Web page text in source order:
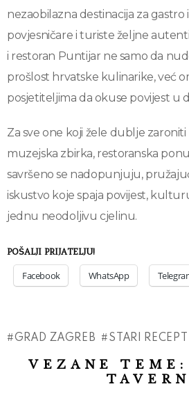
nezaobilazna destinacija za gastro
povjesničare i turiste željne
i restoran Puntijar ne samo da
prošlost hrvatske kulinarike, već
posjetiteljima da okuse povijest u
Za sve one koji žele dublje
muzejska zbirka, restoranska
savršeno se nadopunjuju,
iskustvo koje spaja povijest,
jednu neodoljivu cjelinu.
POŠALJI PRIJATELJU!
Facebook WhatsApp
GRAD ZAGREB STARI RECEPTI
VEZANE TEME: